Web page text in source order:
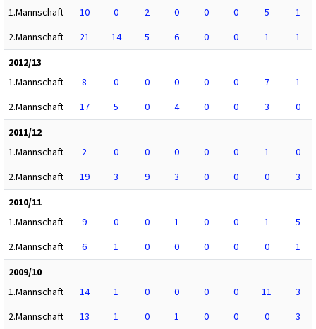
1.Mannschaft
10 0 2 0 0 0 5
1
2.Mannschaft
21 14 5 6 0 0 1
1
2012/13
1.Mannschaft
8 0 0 0 0 0 7
1
2.Mannschaft
17 5 0 4 0 0 3
0
2011/12
1.Mannschaft
2 0 0 0 0 0 1
0
2.Mannschaft
19 3 9 3 0 0 0
3
2010/11
1.Mannschaft
9 0 0 1 0 0 1
5
2.Mannschaft
6 1 0 0 0 0 0
1
2009/10
1.Mannschaft
14 1 0 0 0 0 11
3
2.Mannschaft
13 1 0 1 0 0 0 3